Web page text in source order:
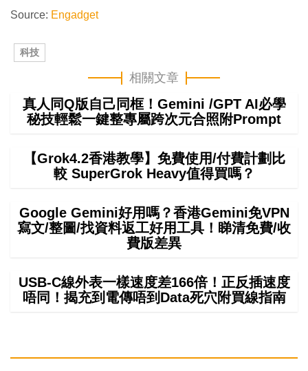
Source: Engadget
科技
相關文章
真人同Q版自己同框！Gemini /GPT AI必學
秘技輕鬆一鍵整專屬跨次元合照附Prompt
【Grok4.2香港教學】免費使用/付費計劃比
較 SuperGrok Heavy值得買嗎？
Google Gemini好用嗎？香港Gemini免VPN
寫文/整圖/找資料返工好用工具！睇清免費/收
費版差異
USB-C線外表一樣速度差166倍！正反插速度
唔同！揭充到電傳唔到Data死穴附買線指南